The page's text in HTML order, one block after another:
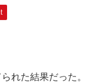
れた結果だった。